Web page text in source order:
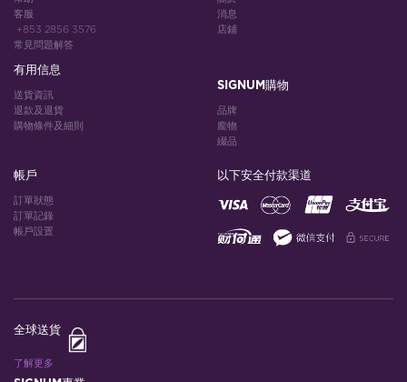
客服
+853 2856 3576
常見問題解答
有用信息
送貨資訊
退款及退貨
購物條件及細則
消息
店鋪
SIGNUM購物
品牌
龐物
綴品
帳戶
訂單狀態
訂單記錄
帳戶設置
以下安全付款渠道
全球送貨
了解更多